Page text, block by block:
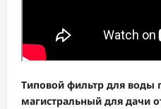
Типовой фильтр для воды
магистральный для дачи